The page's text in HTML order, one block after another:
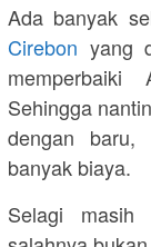
Ada banyak
Cirebon yang
Sehingga
dengan baru,
banyak biaya.
Selagi